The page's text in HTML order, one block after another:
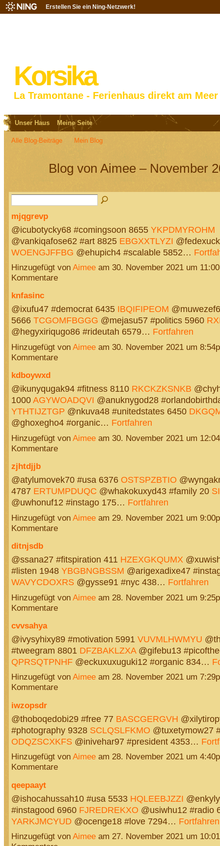
Erstellen Sie ein Ning-Netzwerk!
Korsika
La Tramontane - Ferienhaus direkt am Meer
Unser Haus Meine Seite
Alle Blog-Beiträge Mein Blog
Blog von Aimee – November
mjqgrevp
@icubotycky68 #comingsoon 8655 YKPDMYROHM
@vankiqafose62 #art 8825 EBGXXTLYZI
WOENGJFFBG @ehupich4 #scalable 5852…
Hinzugefügt von Aimeeam 30. November 2021 um
Kommentare
knfasinc
@ixufu47 #democrat 6435 IBQIFIPEOM
5666 TCGOMFBGGG @mejasu57 #politics 5960
@hegyxiriqugo86 #rideutah 6579… Fortfahren
Hinzugefügt von Aimeeam 30. November 2021 um
Kommentare
kdboywxd
@ikunyqugak94 #fitness 8110 RKCKZKSNKB
1000AGYWOADQVI @anuknygod28
YTHTIJZTGP @nkuva48 #unitedstates 6450
@ghoxegho4 #organic… Fortfahren
Hinzugefügt von Aimeeam 30. November 2021 um
Kommentare
zjhtdjjb
@atylumovek70 #usa 6376 OSTSPZBTIO
4787 ERTUMPDUQC @whakokuxyd43 #family 20
@uwhonuf12 #instago 175… Fortfahren
Hinzugefügt von Aimeeam 29. November 2021 um
Kommentare
ditnjsdb
@ssana27 #fitspiration 411 HZEXGKQUMX
#listen 1948 YBGBNGBSSM @arigexadixe47
WAVYCDOXRS @gysse91 #nyc 438… Fortfahren
Hinzugefügt von Aimeeam 28. November 2021 um
Kommentare
cvvsahya
@ivysyhixy89 #motivation 5991 VUVMLHWMYU
#tweegram 8801 DFZBAKLZXA@gifebu13
QPRSQTPNHF@eckuxuxuguki12 #organic 834…
Hinzugefügt von Aimeeam 28. November 2021 um
Kommentare
iwzopsdr
@thoboqedobi29 #free 77 BASCGERGVH
#photography 9328 SCLQSLFKMO @tuxetymow27
ODQZSCXKFS @inivehar97 #president 4353…
Hinzugefügt von Aimeeam 28. November 2021 um
Kommentare
qeepaayt
@ishocahussah10 #usa 5533 HQLEEBJZZI
#instagood 6960 FJREDREKXO @usiwhu12 #radio
YARKJMCYUD @ocenge18 #love 7294… Fortfahren
Hinzugefügt von Aimeeam 27. November 2021 um